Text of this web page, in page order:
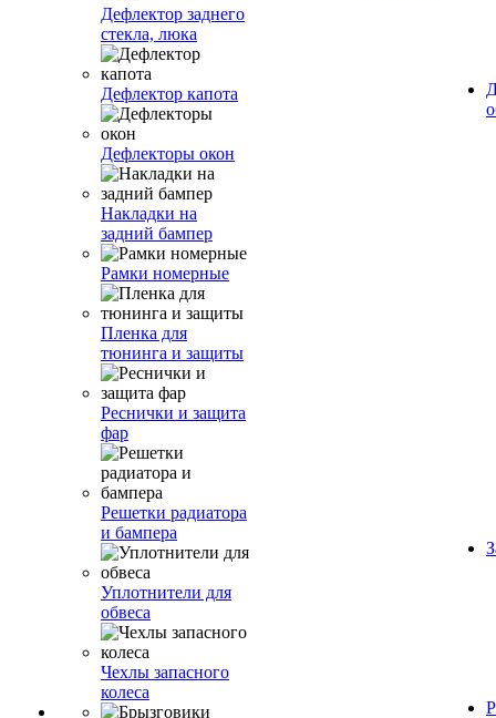
Дефлектор заднего
стекла, люка
Дефлектор капота
Дефлекторы окон
Накладки на
задний бампер
Рамки номерные
Пленка для
тюнинга и защиты
Реснички и защита
фар
Решетки радиатора
и бампера
Уплотнители для
обвеса
Чехлы запасного
колеса